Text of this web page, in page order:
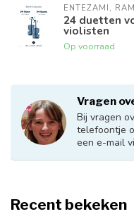
ENTEZAMI,
24 duetten
violisten
Op voorraad
Vragen
Bij vragen
telefoontje
een e-mail
Recent bekeken